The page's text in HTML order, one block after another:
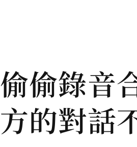
偷偷錄音
方的對話